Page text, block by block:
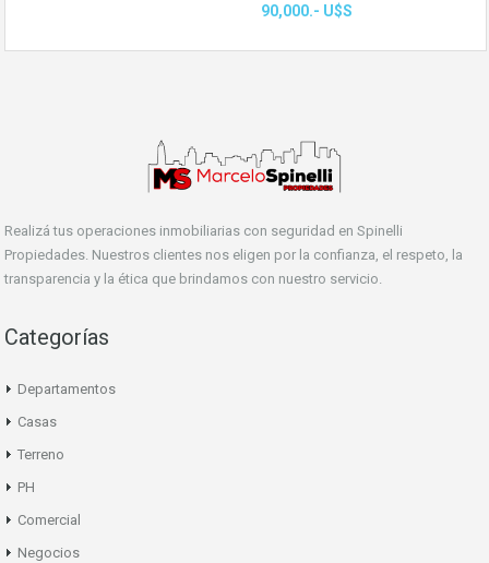
90,000.- U$S
Realizá tus operaciones inmobiliarias con seguridad en Spinelli
Propiedades. Nuestros clientes nos eligen por la confianza, el respeto, la
transparencia y la ética que brindamos con nuestro servicio.
Categorías
Departamentos
Casas
Terreno
PH
Comercial
Negocios